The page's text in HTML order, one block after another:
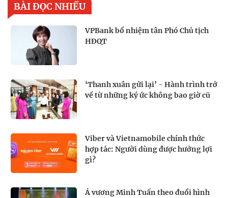
BÀI ĐỌC NHIỀU
VPBank bổ nhiệm tân Phó Chủ tịch
HĐQT
‘Thanh xuân gửi lại’ - Hành trình trở
về từ những ký ức không bao giờ cũ
Viber và Vietnamobile chính thức
hợp tác: Người dùng được hưởng lợi
gì?
Á vương Minh Tuấn theo đuổi hình